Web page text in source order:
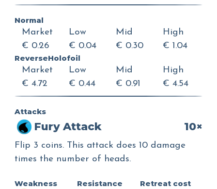
Normal
Market
€ 0.26
Low
€ 0.04
Mid
€ 0.30
High
€ 1.04
ReverseHolofoil
Market
€ 4.72
Low
€ 0.44
Mid
€ 0.91
High
€ 4.54
Attacks
Fury Attack 10×
Flip 3 coins. This attack does 10 damage
times the number of heads.
Weakness
Resistance
Retreat cost